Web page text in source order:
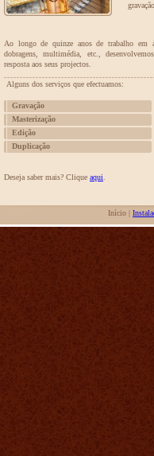
Ao longo de quinze anos de trabalho em
dobragens, multimédia, etc.,
resposta aos seus projectos.
Alguns dos serviços que efectuamos:
Gravação
Masterização
Edição
Duplicação
Deseja saber mais? Clique aqui
Início |